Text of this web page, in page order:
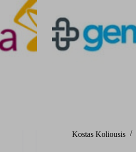
Kostas Koliousis